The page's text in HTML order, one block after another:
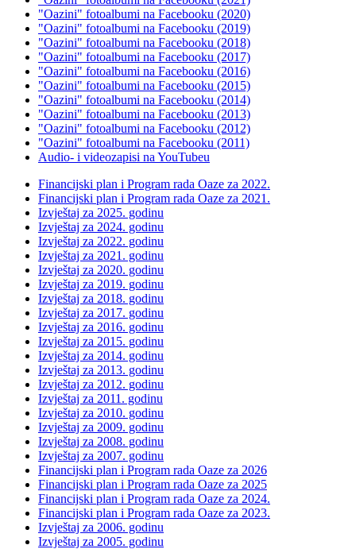
"Oazini" fotoalbumi na Facebooku (2020)
"Oazini" fotoalbumi na Facebooku (2019)
"Oazini" fotoalbumi na Facebooku (2018)
"Oazini" fotoalbumi na Facebooku (2017)
"Oazini" fotoalbumi na Facebooku (2016)
"Oazini" fotoalbumi na Facebooku (2015)
"Oazini" fotoalbumi na Facebooku (2014)
"Oazini" fotoalbumi na Facebooku (2013)
"Oazini" fotoalbumi na Facebooku (2012)
"Oazini" fotoalbumi na Facebooku (2011)
Audio- i videozapisi na YouTubeu
Financijski plan i Program rada Oaze za 2022.
Financijski plan i Program rada Oaze za 2021.
Izvještaj za 2025. godinu
Izvještaj za 2024. godinu
Izvještaj za 2022. godinu
Izvještaj za 2021. godinu
Izvještaj za 2020. godinu
Izvještaj za 2019. godinu
Izvještaj za 2018. godinu
Izvještaj za 2017. godinu
Izvještaj za 2016. godinu
Izvještaj za 2015. godinu
Izvještaj za 2014. godinu
Izvještaj za 2013. godinu
Izvještaj za 2012. godinu
Izvještaj za 2011. godinu
Izvještaj za 2010. godinu
Izvještaj za 2009. godinu
Izvještaj za 2008. godinu
Izvještaj za 2007. godinu
Financijski plan i Program rada Oaze za 2026
Financijski plan i Program rada Oaze za 2025
Financijski plan i Program rada Oaze za 2024.
Financijski plan i Program rada Oaze za 2023.
Izvještaj za 2006. godinu
Izvještaj za 2005. godinu